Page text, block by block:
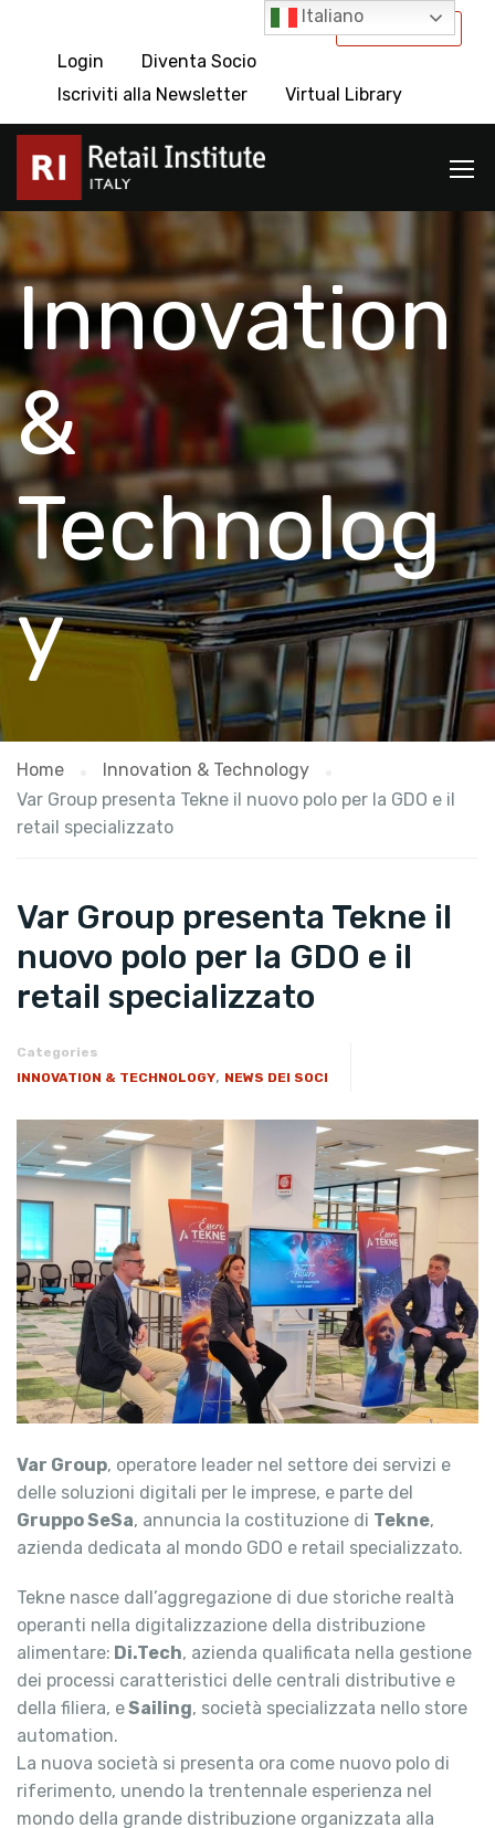
International
Login
Diventa Socio
Iscriviti alla Newsletter
Virtual Library
Innovation
&
Technolog
y
Home
Innovation & Technology
Var Group presenta Tekne il nuovo polo per la GDO e il
retail specializzato
Var Group presenta Tekne il
nuovo polo per la GDO e il
retail specializzato
Categories
INNOVATION & TECHNOLOGY, NEWS DEI SOCI
Var Group, operatore leader nel settore dei servizi e
delle soluzioni digitali per le imprese, e parte del
Gruppo SeSa, annuncia la costituzione di Tekne,
azienda dedicata al mondo GDO e retail specializzato.
Tekne nasce dall’aggregazione di due storiche realtà
operanti nella digitalizzazione della distribuzione
alimentare: Di.Tech, azienda qualificata nella gestione
dei processi caratteristici delle centrali distributive e
della filiera, eSailing, società specializzata nello store
automation.
La nuova società si presenta ora come nuovo polo di
riferimento, unendo la trentennale esperienza nel
mondo della grande distribuzione organizzata alla
Italiano